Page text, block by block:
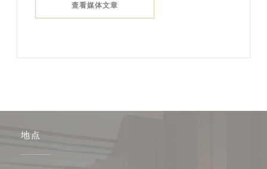
查看媒体文章((在新窗口中打开))
地点